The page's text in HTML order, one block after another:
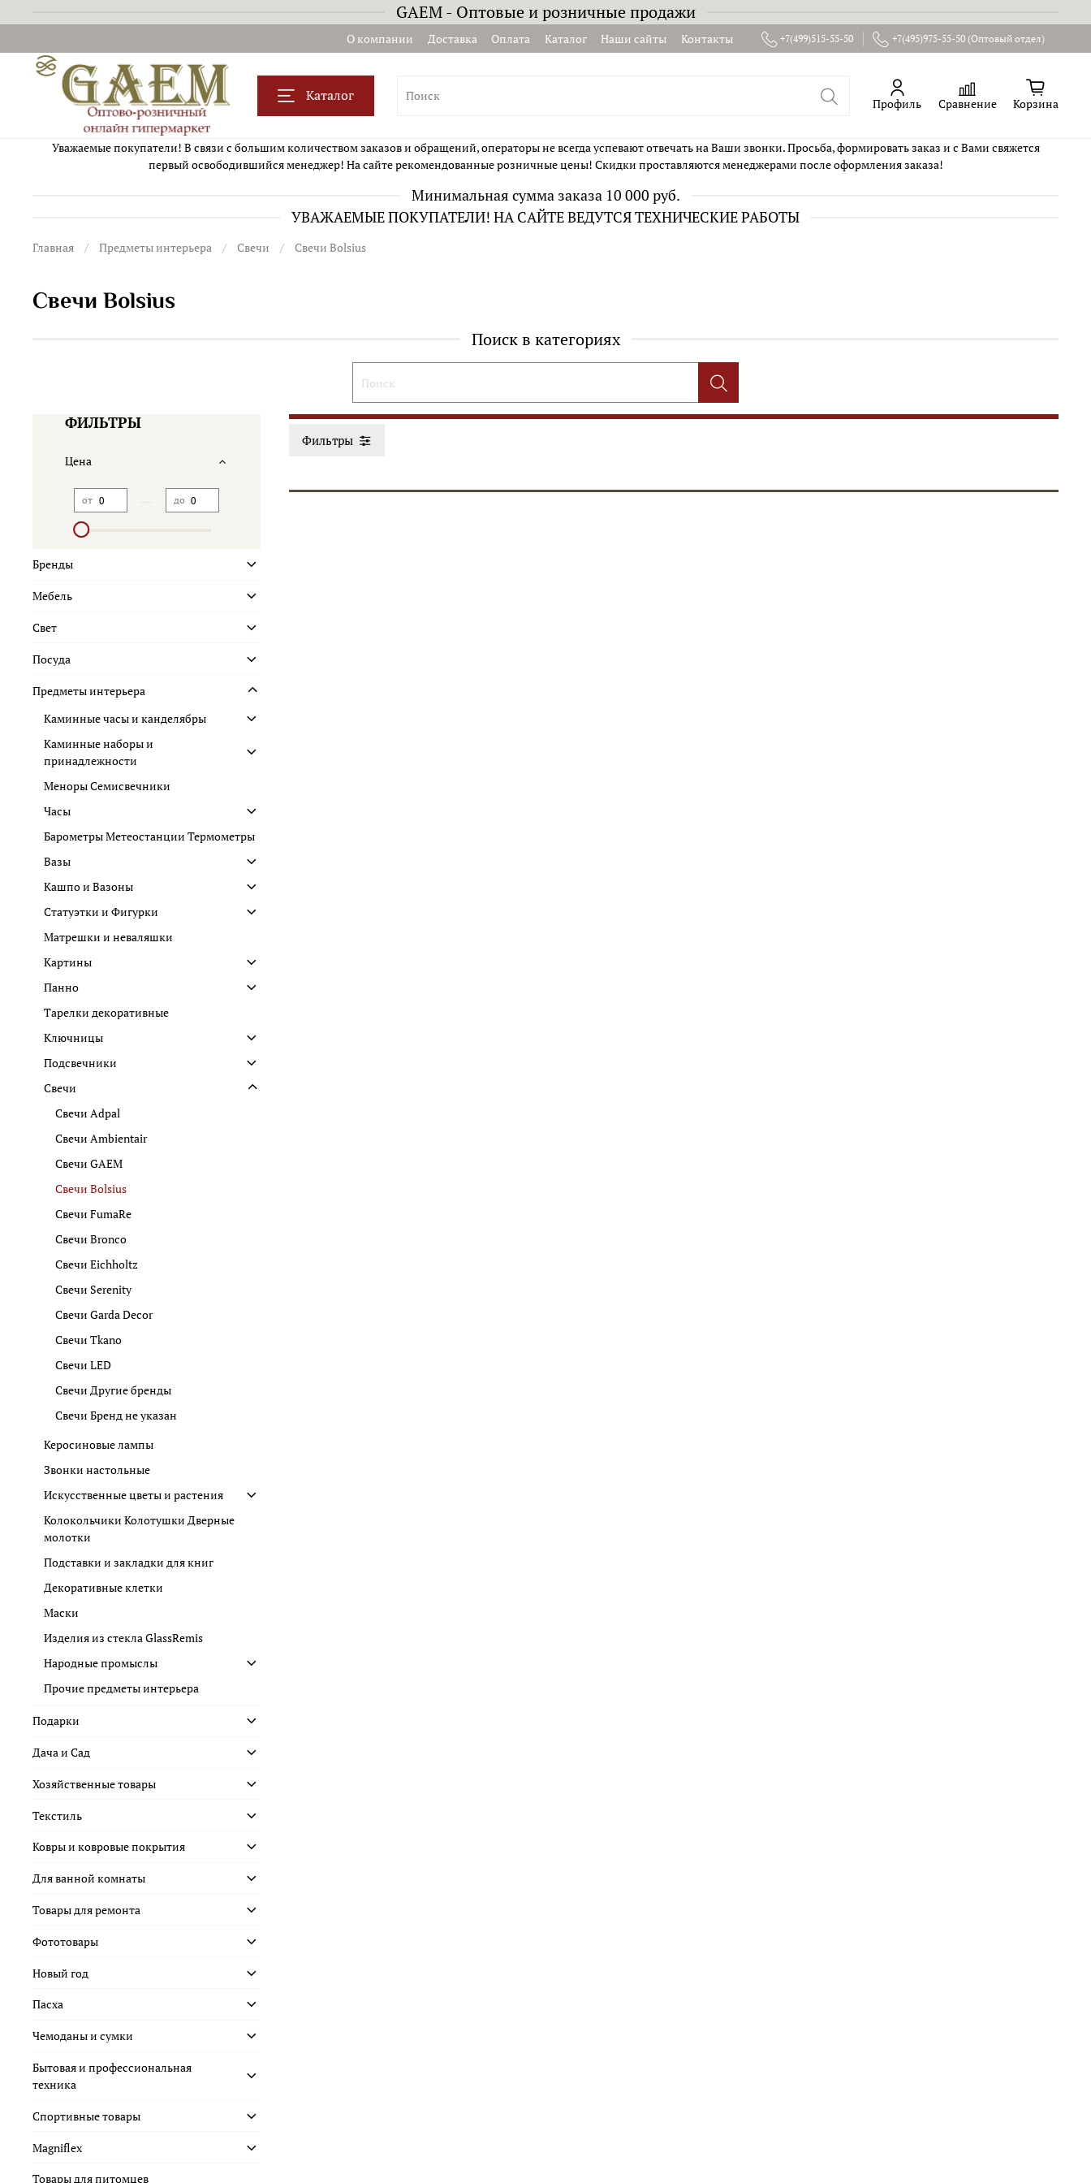
GAEM - Оптовые и розничные продажи
О компании Доставка Оплата Каталог Наши сайты Контакты +7(499)515-55-50 +7(495)975-55-50 (Оптовый отдел)
Каталог Профиль Сравнение Корзина
Уважаемые покупатели! В связи с большим количеством заказов и обращений, операторы не всегда успевают отвечать на Ваши звонки. Просьба, формировать заказ и с Вами свяжется
первый освободившийся менеджер! На сайте рекомендованные розничные цены! Скидки проставляются менеджерами после оформления заказа!
Минимальная сумма заказа 10 000 руб.
УВАЖАЕМЫЕ ПОКУПАТЕЛИ! НА САЙТЕ ВЕДУТСЯ ТЕХНИЧЕСКИЕ РАБОТЫ
Главная Предметы интерьера Свечи Свечи Bolsius
Свечи Bolsius
Поиск в категориях
Фильтры
ФИЛЬТРЫ
Цена
от до
Бренды
Мебель
Свет
Посуда
Предметы интерьера
Каминные часы и канделябры
Каминные наборы и
принадлежности
Меноры Семисвечники
Часы
Барометры Метеостанции Термометры
Вазы
Кашпо и Вазоны
Статуэтки и Фигурки
Матрешки и неваляшки
Картины
Панно
Тарелки декоративные
Ключницы
Подсвечники
Свечи
Свечи Adpal
Свечи Ambientair
Свечи GAEM
Свечи Bolsius
Свечи FumaRe
Свечи Bronco
Свечи Eichholtz
Свечи Serenity
Свечи Garda Decor
Свечи Tkano
Свечи LED
Свечи Другие бренды
Свечи Бренд не указан
Керосиновые лампы
Звонки настольные
Искусственные цветы и растения
Колокольчики Колотушки Дверные
молотки
Подставки и закладки для книг
Декоративные клетки
Маски
Изделия из стекла GlassRemis
Народные промыслы
Прочие предметы интерьера
Подарки
Дача и Сад
Хозяйственные товары
Текстиль
Ковры и ковровые покрытия
Для ванной комнаты
Товары для ремонта
Фототовары
Новый год
Пасха
Чемоданы и сумки
Бытовая и профессиональная
техника
Спортивные товары
Magniflex
Товары для питомцев